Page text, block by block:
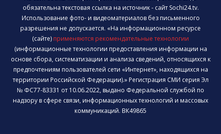
обязательна текстовая ссылка на источник - сайт Sochi24.tv.
Использование фото- и видеоматериалов без письменного
разрешения не допускается. «На информационном ресурсе
(сайте) применяются рекомендательные технологии
(информационные технологии предоставления информации на
основе сбора, систематизации и анализа сведений, относящихся к
предпочтениям пользователей сети «Интернет», находящихся на
территории Российской Федерации).» Регистрация СМИ серия Эл
№ ФС77-83331 от 10.06.2022, выдано Федеральной службой по
надзору в сфере связи, информационных технологий и массовых
коммуникаций. ВК49865